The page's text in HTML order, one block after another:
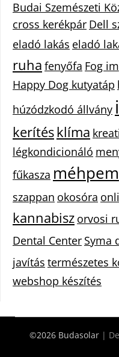
Budai Szemészeti
cross kerékpár Dell
eladó lakás eladó
ruha fenyőfa Fog
Happy Dog kutyatáp
húzódzkodó állvány
kerítésklíma
légkondicionáló
fűkasza
szappan okosóra
kannabisz orvosi
Dental Center Syma
javítás természetes
webshop készítés
©2026 Budasolar |